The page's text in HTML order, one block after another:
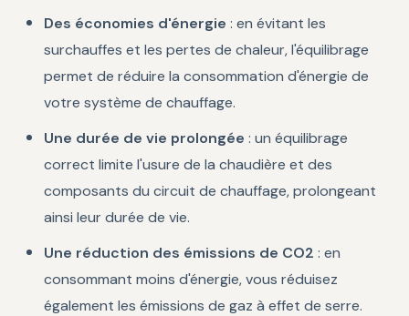
Des économies d'énergie : en évitant les
surchauffes et les pertes de chaleur, l'équilibrage
permet de réduire la consommation d'énergie de
votre système de chauffage.
Une durée de vie prolongée : un équilibrage
correct limite l'usure de la chaudière et des
composants du circuit de chauffage, prolongeant
ainsi leur durée de vie.
Une réduction des émissions de CO2 : en
consommant moins d'énergie, vous réduisez
également les émissions de gaz à effet de serre.